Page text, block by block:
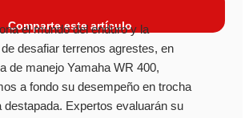
Comparte este artículo
el mundo del enduro y la
desafiar terrenos agrestes, en
de manejo Yamaha WR 400,
a fondo su desempeño en trocha
destapada. Expertos evaluarán su